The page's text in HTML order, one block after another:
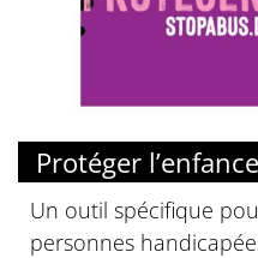
Protéger l’enfance
Un outil spécifique
personnes